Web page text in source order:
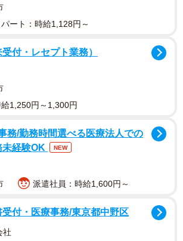
1980年6月9日生まれ、千葉県出身。A
ルグループ「チェキッ娘」のオーディ
ビュー。翌年、同グループ解散。以
ィ番組などで活躍。2021年より「じっ
、2026年3月から始動したYouTubeチ
コイの不毛な時間」が大好評配信中。
ート：時給1,128円～
付・レセプト業務）
1,250円～1,300円
務/勤務時間選べる医療法人での
未経験OK
NEW
派遣社員：時給1,600円～
付・医療事務/東京都中野区
社